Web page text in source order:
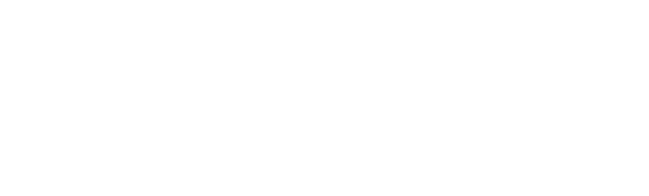
risker en produkt kan orsaka efter att den har sålts till en
due diligence”, och utan ett sådant krav i det direktiv –
Due Diligence (CSDD)
förra året riskerar det att bli urvattnat och tandlöst